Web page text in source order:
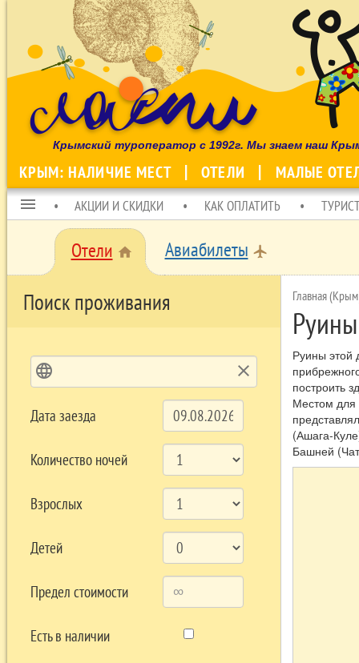
Крымский туроператор с 1992г. Мы знаем наш
КРЫМ: НАЛИЧИЕ МЕСТ ОТЕЛИ МАЛЫЕ
menu АКЦИИ И СКИДКИ КАК ОПЛАТИТЬ
Отели home Авиабилеты local_airport
Поиск проживания
language clear
Дата заезда
Количество ночей
Взрослых
Детей
Предел стоимости
Есть в наличии
Главная
Руины этой
построить
Местом для
(Ашага-
Башней